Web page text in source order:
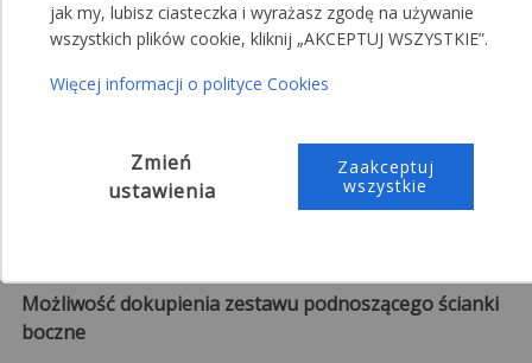
Zamknięte główne wejścia/wjazdy oraz odpięte dwie
ścianki na środku namiotu.
Zdemontowane główne wejścia/wjazdy oraz
Możliwość dokupienia zestawu podnoszącego ścianki
boczne
jak my, lubisz ciasteczka i wyrażasz zgodę na używanie
wszystkich plików cookie, kliknij „AKCEPTUJ WSZYSTKIE”.
Więcej informacji o polityce Cookies
Zmień
ustawienia
Zaakceptuj
wszystkie